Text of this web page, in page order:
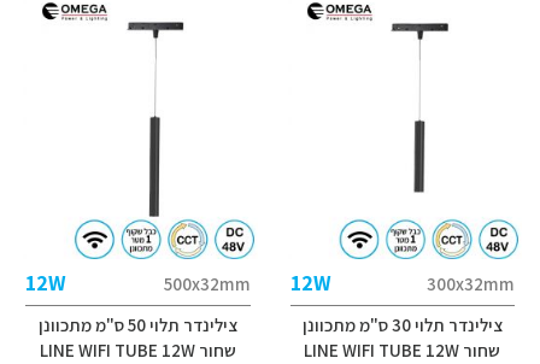
300x32mm
12W
צילינדר תלוי 30 ס"מ מתכוונן
שחור LINE WIFI TUBE 12W
500x32mm
12W
צילינדר תלוי 50 ס"מ מתכוונן
שחור LINE WIFI TUBE 12W